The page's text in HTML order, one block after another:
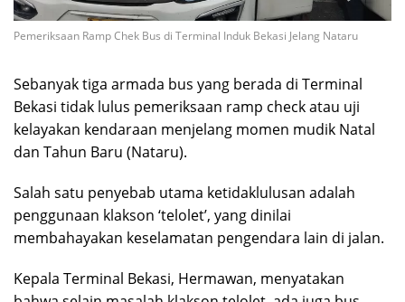
Pemeriksaan Ramp Chek Bus di Terminal Induk Bekasi Jelang Nataru
Sebanyak tiga armada bus yang berada di Terminal
Bekasi tidak lulus pemeriksaan ramp check atau uji
kelayakan kendaraan menjelang momen mudik Natal
dan Tahun Baru (Nataru).
Salah satu penyebab utama ketidaklulusan adalah
penggunaan klakson ‘telolet’, yang dinilai
membahayakan keselamatan pengendara lain di jalan.
Kepala Terminal Bekasi, Hermawan, menyatakan